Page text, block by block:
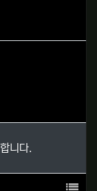
니다.
목록